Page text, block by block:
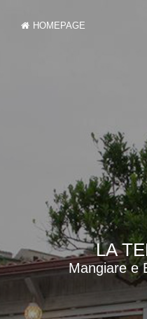
HOMEPAGE
LA
Mangiare e